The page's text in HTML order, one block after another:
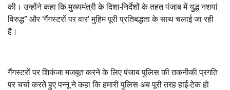
की। उन्होंने कहा कि मुख्यमंत्री के दिशा-निर्देशों के तहत पंजाब में युद्ध नशयां
विरुद्ध” और ‘गैंगस्टरों पर वार’ मुहिम पूरी प्रतिबद्धता के साथ चलाई जा रही
है।
गैंगस्टरों पर शिकंजा मजबूत करने के लिए पंजाब पुलिस की तकनीकी प्रगति
पर चर्चा करते हुए पन्नू ने कहा कि हमारी पुलिस अब पूरी तरह हाई-टेक हो